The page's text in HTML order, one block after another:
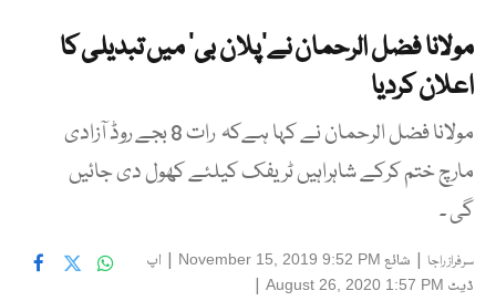
مولانا فضل الرحمان نے’پلان بی‘ میں تبدیلی کا
اعلان کردیا
مولانا فضل الرحمان نے کہا ہےکہ رات 8 بجے روڈ آزادی
مارچ ختم کرکے شاہراہیں ٹریفک کیلئے کھول دی جائیں
گی ۔
سرفراز راجا | شائع November 15, 2019 9:52 PM
| اپ
ڈیٹ August 26, 2020 1:57 PM
|